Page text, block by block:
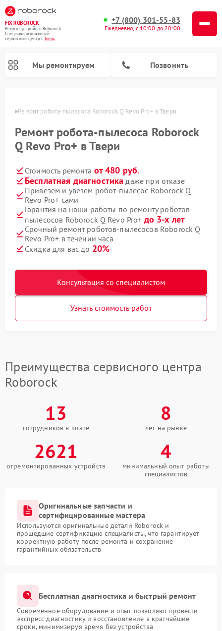
FIX-ROBOROCK
Ремонт устройств Roborock
Специализированный
cервисный центр г.Тверь
+7 (800) 301-55-83
Ежедневно, с 10:00 до 20:00
Мы ремонтируем Позвонить
Ремонт робота-пылесоса Roborock Q Revo Pro+ в Твери
Ремонт робота-пылесоса Roborock
Q Revo Pro+ в Твери
Стоимость ремонта от 480 руб.
Бесплатная диагностика даже при отказе
Привезем и увезем робот-пылесос Roborock Q
Revo Pro+ сами
Гарантия на наши работы по ремонту роботов-
пылесосов Roborock Q Revo Pro+ до 3-х лет
Срочный ремонт роботов-пылесосов Roborock Q
Revo Pro+ в течении часа
Скидка для вас до 20%
Консультация со специалистом
Узнать стоимость работ
Преимущества сервисного центра
Roborock
13
сотрудников в штате
8
лет на рынке
2621
отремонтированных устройств
4
минимальный опыт работы
специалистов
Оригинальные запчасти и
сертифицированные мастера
Используются оригинальные детали Roborock и
прошедшие сертификацию специалисты, что гарантирует
корректную работу после ремонта и сохранение
гарантийных обязательств
Бесплатная диагностика и быстрый ремонт
Современное оборудование и опыт позволяют провести
экспресс-диагностику и восстановление в кратчайшие
сроки, минимизируя время без устройства